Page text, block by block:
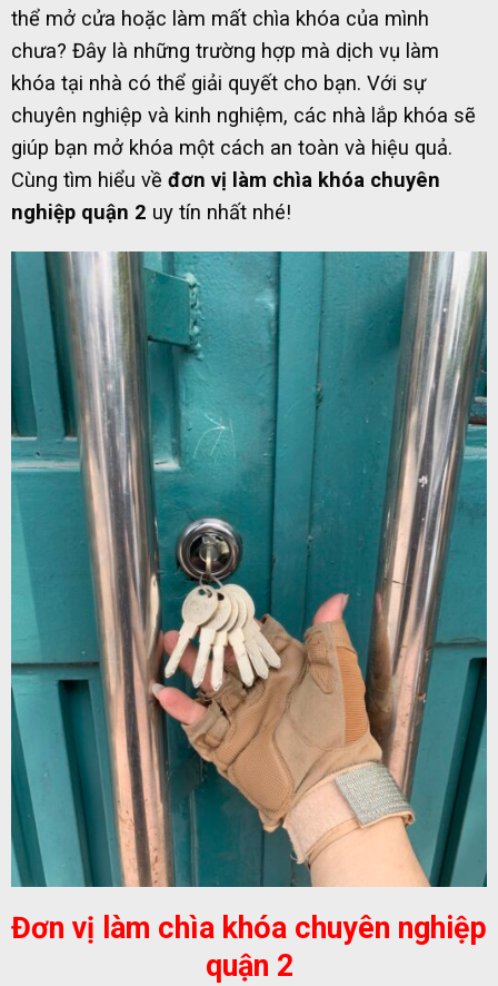
thể mở cửa hoặc làm mất chìa khóa của mình
chưa? Đây là những trường hợp mà dịch vụ làm
khóa tại nhà có thể giải quyết cho bạn. Với sự
chuyên nghiệp và kinh nghiệm, các nhà lắp khóa sẽ
giúp bạn mở khóa một cách an toàn và hiệu quả.
Cùng tìm hiểu về đơn vị làm chìa khóa chuyên
nghiệp quận 2 uy tín nhất nhé!
Đơn vị làm chìa khóa chuyên nghiệp
quận 2